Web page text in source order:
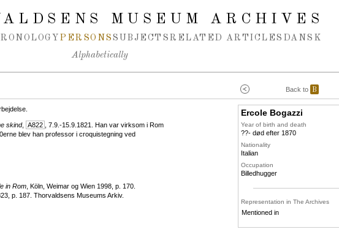
MUSEUM ARCHIVES
PERSONS SUBJECTS RELATED ARTICLES DANSK
Alphabetically
Back to B
skind, A822
, 7.9.-15.9.1821. Han var virksom i Rom
blev han professor i croquistegning ved
in Rom , Köln, Weimar og Wien 1998, p. 170.
p. 187. Thorvaldsens Museums Arkiv.
Ercole Bogazzi
Year of birth and death
??- død efter 1870
Nationality
Italian
Occupation
Billedhugger
Representation in The Archives
Mentioned in